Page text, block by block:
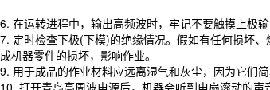
6. 在运转进程中，输出高频波时，牢记不要触摸上极
7. 定时检查下极(下模)的绝缘情况。假如有任何损坏
成机器零件的损坏，影响作业。
9. 用于成品的作业材料应远离湿气和灰尘，因为它们